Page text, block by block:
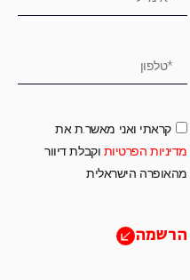
קראתי ואני מאשר.ת את
מדיניות הפרטיות וקבלת דיוור
מהאופרה הישראלית
הרשמה